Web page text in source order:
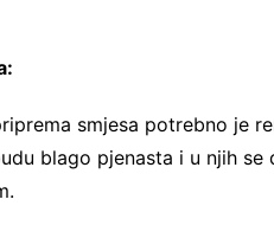
smjesa potrebno je
blago pjenasta i u njih